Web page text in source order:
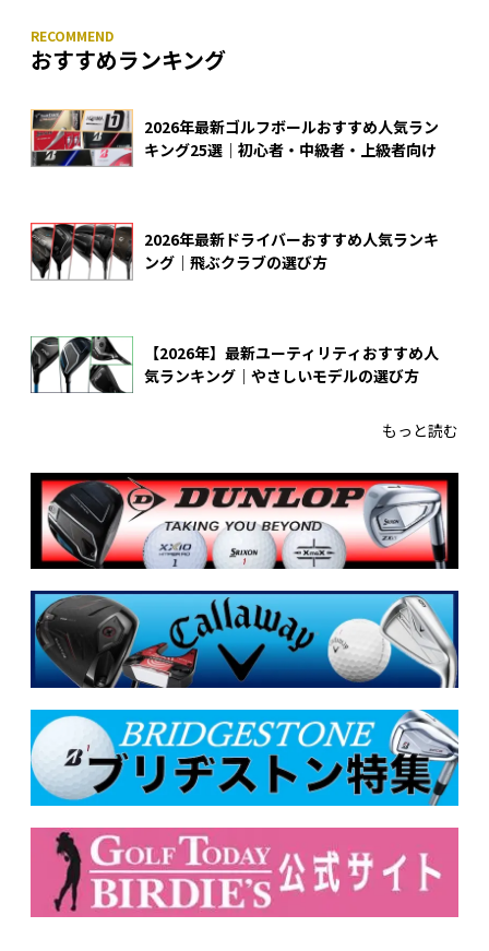
おすすめランキング
2026年最新ゴルフボールおすすめ人気ラン
キング25選｜初心者・中級者・上級者向け
2026年最新ドライバーおすすめ人気ランキ
ング｜飛ぶクラブの選び方
【2026年】最新ユーティリティおすすめ人
気ランキング｜やさしいモデルの選び方
もっと読む